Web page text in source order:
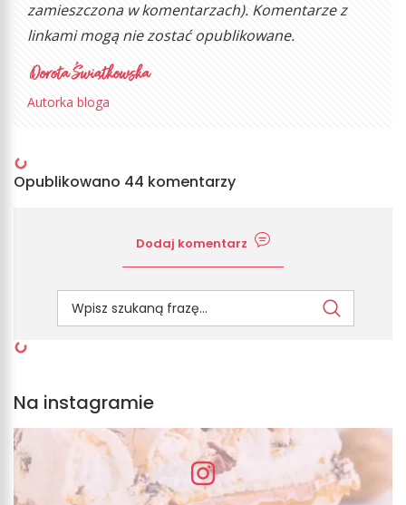
zamieszczona w komentarzach). Komentarze z
linkami mogą nie zostać opublikowane.
Autorka bloga
Opublikowano 44 komentarzy
Dodaj komentarz
Na instagramie